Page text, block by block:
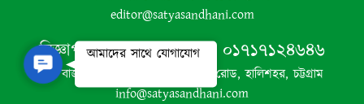
সিডিএ চেয়ারম্যানের সাথে কল্পলোক
আবাসিক প্লট মালিক সমিতির সাক্ষাৎ
editor@satyasandhani.com
বিজ্ঞাপনের জন্য যোগাযোগ :০১৭১৭১২৪৬৪৬
নয়া বাজার বিশ্ব রোড মোড়, হালিশহর রোড, হালিশহর, চট্টগ্রাম
info@satyasandhani.com
Contact Usআমাদের সাথে যোগাযোগ